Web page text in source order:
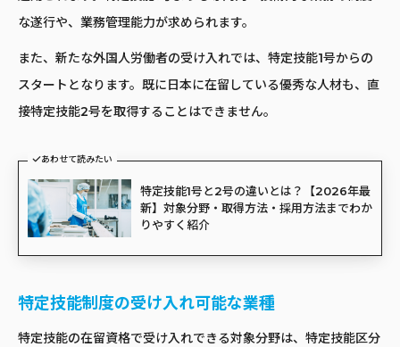
な遂行や、業務管理能力が求められます。
また、新たな外国人労働者の受け入れでは、特定技能1号からの
スタートとなります。既に日本に在留している優秀な人材も、直
接特定技能2号を取得することはできません。
あわせて読みたい
特定技能1号と2号の違いとは？【2026年最
新】対象分野・取得方法・採用方法までわか
りやすく紹介
特定技能制度の受け入れ可能な業種
特定技能の在留資格で受け入れできる対象分野は、特定技能区分